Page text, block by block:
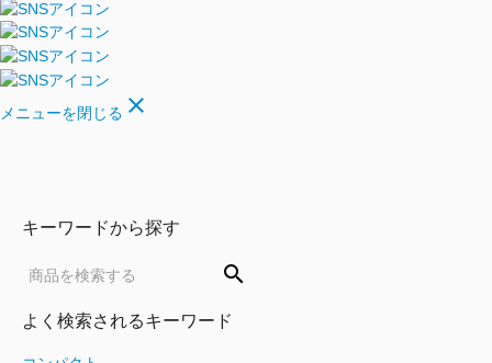
メニューを閉じる close
キーワードから探す
search
よく検索されるキーワード